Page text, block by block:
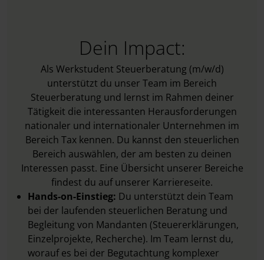
Dein Impact:
Als Werkstudent Steuerberatung (m/w/d)
unterstützt du unser Team im Bereich
Steuerberatung und lernst im Rahmen deiner
Tätigkeit die interessanten Herausforderungen
nationaler und internationaler Unternehmen im
Bereich Tax kennen. Du kannst den steuerlichen
Bereich auswählen, der am besten zu deinen
Interessen passt. Eine Übersicht unserer Bereiche
findest du auf unserer Karriereseite.
Hands-on-Einstieg: Du unterstützt dein Team
bei der laufenden steuerlichen Beratung und
Begleitung von Mandanten (Steuererklärungen,
Einzelprojekte, Recherche). Im Team lernst du,
worauf es bei der Begutachtung komplexer